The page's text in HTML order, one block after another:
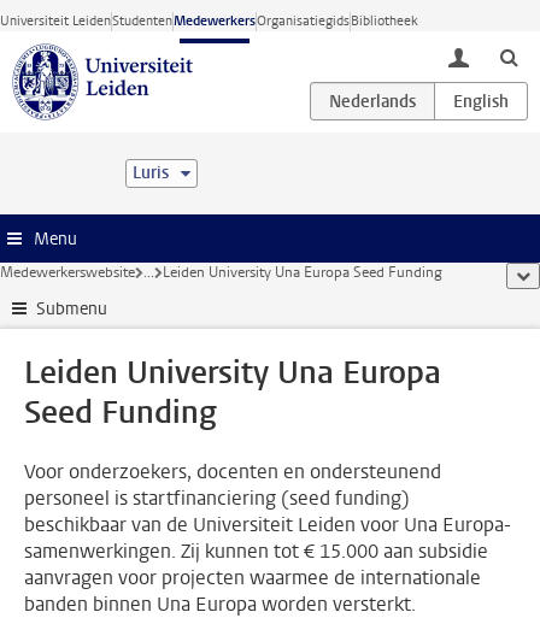
Ga direct naar de inhoud
Universiteit LeidenStudentenMedewerkersOrganisatiegidsBibliotheek
toggle
Luris
Menu
Medewerkerswebsite ... Leiden University Una Europa Seed Funding
Submenu
Leiden University Una Europa
Seed Funding
Voor onderzoekers, docenten en ondersteunend
personeel is startfinanciering (seed funding)
beschikbaar van de Universiteit Leiden voor Una Europa-
samenwerkingen. Zij kunnen tot € 15.000 aan subsidie
aanvragen voor projecten waarmee de internationale
banden binnen Una Europa worden versterkt.